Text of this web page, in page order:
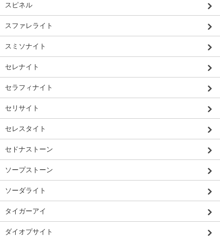
スピネル
スファレライト
スミソナイト
セレナイト
セラフィナイト
セリサイト
セレスタイト
セドナストーン
ソープストーン
ソーダライト
タイガーアイ
ダイオプサイト